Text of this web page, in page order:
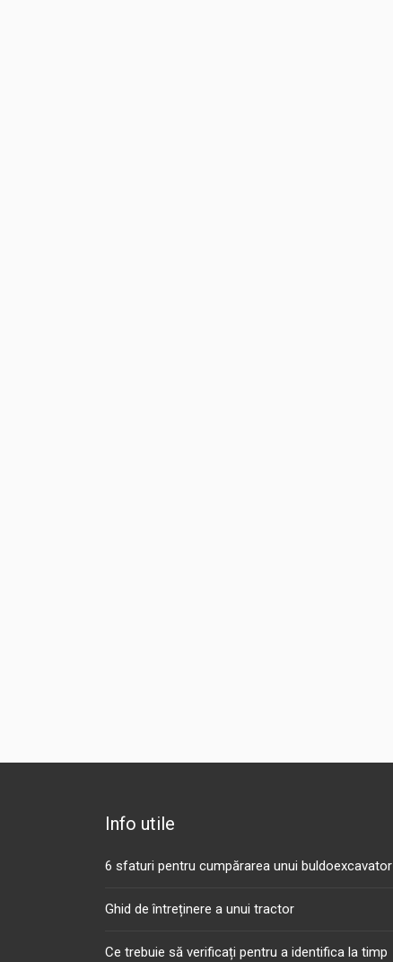
Info utile
6 sfaturi pentru cumpărarea unui buldoexcavator
Ghid de întreținere a unui tractor
Ce trebuie să verificați pentru a identifica la timp